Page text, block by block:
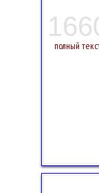
полный